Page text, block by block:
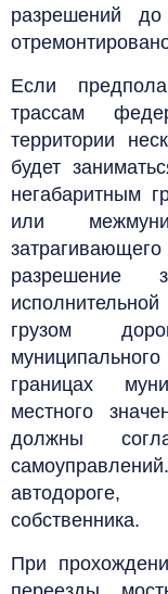
разрешений
Если
трассам
территории
будет
негабаритным
или
разрешение
исполнительной
грузом
границах
местного
должны
собственника.
При